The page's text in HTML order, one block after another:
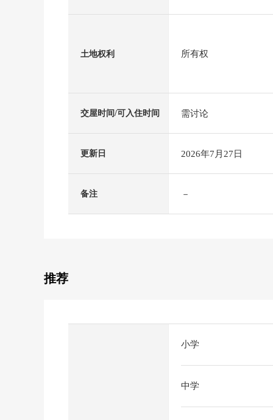
土地权利 所有权
交屋时间/可入住时间 需讨论
更新日 2026年7月27日
备注 －
推荐
小学
中学